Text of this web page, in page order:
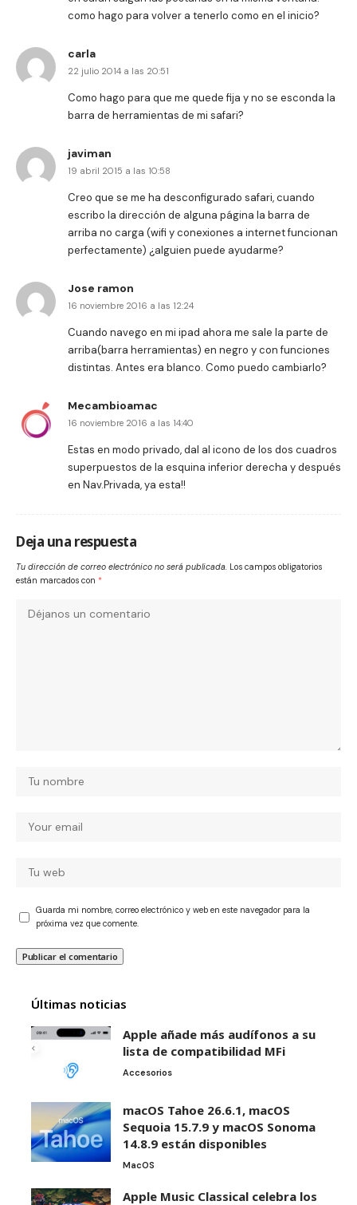
como hago para volver a tenerlo como en el inicio?
carla
22 julio 2014 a las 20:51
Como hago para que me quede fija y no se esconda la
barra de herramientas de mi safari?
javiman
19 abril 2015 a las 10:58
Creo que se me ha desconfigurado safari, cuando
escribo la dirección de alguna página la barra de
arriba no carga (wifi y conexiones a internet funcionan
perfectamente) ¿alguien puede ayudarme?
Jose ramon
16 noviembre 2016 a las 12:24
Cuando navego en mi ipad ahora me sale la parte de
arriba(barra herramientas) en negro y con funciones
distintas. Antes era blanco. Como puedo cambiarlo?
Mecambioamac
16 noviembre 2016 a las 14:40
Estas en modo privado, dal al icono de los dos cuadros
superpuestos de la esquina inferior derecha y después
en Nav.Privada, ya esta!!
Deja una respuesta
Tu dirección de correo electrónico no será publicada. Los campos obligatorios
están marcados con *
Guarda mi nombre, correo electrónico y web en este navegador para la
próxima vez que comente.
Últimas noticias
Apple añade más audífonos a su
lista de compatibilidad MFi
Accesorios
macOS Tahoe 26.6.1, macOS
Sequoia 15.7.9 y macOS Sonoma
14.8.9 están disponibles
MacOS
Apple Music Classical celebra los